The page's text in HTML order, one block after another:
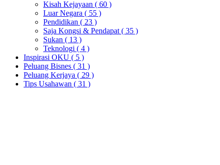
Kisah Kejayaan ( 60 )
Luar Negara ( 55 )
Pendidikan ( 23 )
Saja Kongsi & Pendapat ( 35 )
Sukan ( 13 )
Teknologi ( 4 )
Inspirasi OKU ( 5 )
Peluang Bisnes ( 31 )
Peluang Kerjaya ( 29 )
Tips Usahawan ( 31 )